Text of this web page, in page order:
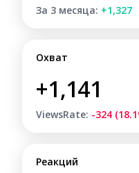
За 3 месяца: +1,327
Охват
+1,141
ViewsRate: -324
Реакций